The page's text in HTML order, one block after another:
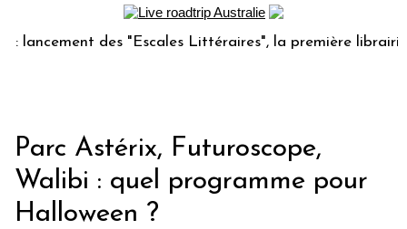
des "Escales Littéraires", la première librairie du
Parc Astérix, Futuroscope,
Walibi : quel programme pour
Halloween ?